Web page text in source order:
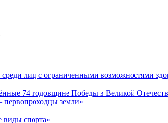
лиц с ограниченными возможностями
74 годовщине Победы в Великой
земли»
виды спорта»